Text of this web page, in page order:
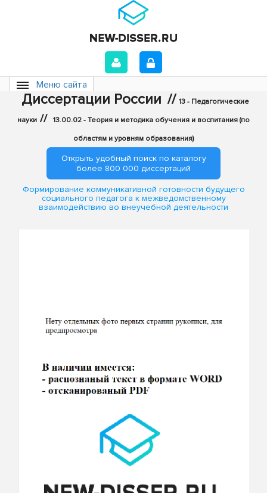
Меню сайта
Диссертации России // 13 - Педагогические
науки // 13.00.02 - Теория и методика обучения и воспитания (по
областям и уровням образования)
Открыть удобный поиск по каталогу
более 800 000 диссертаций
Формирование коммуникативной готовности будущего
социального педагога к межведомственному
взаимодействию во внеучебной деятельности